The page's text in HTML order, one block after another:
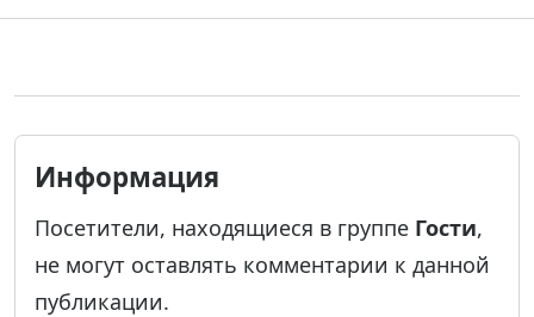
Информация
Посетители, находящиеся в группе Гости,
не могут оставлять комментарии к данной
публикации.